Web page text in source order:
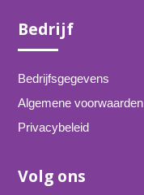
Bedrijf
Bedrijfsgegevens
Algemene voorwaarden
Privacybeleid
Volg ons